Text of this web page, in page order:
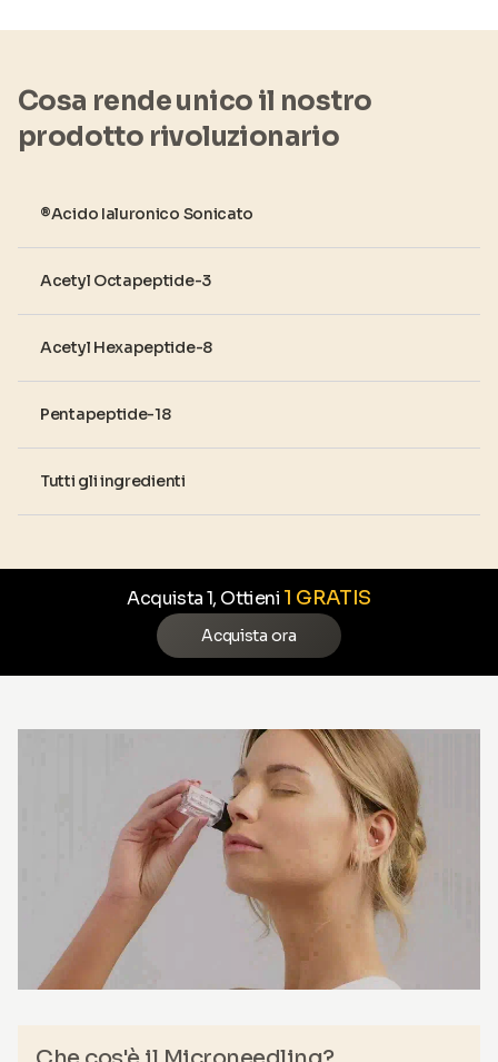
Cosa rende unico il nostro
prodotto rivoluzionario
®Acido Ialuronico Sonicato
Acetyl Octapeptide-3
Acetyl Hexapeptide-8
Pentapeptide-18
Tutti gli ingredienti
Acquista 1, Ottieni 1 GRATIS
Acquista ora